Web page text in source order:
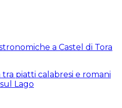
a Castel di Tora
tra piatti calabresi e romani
Lago